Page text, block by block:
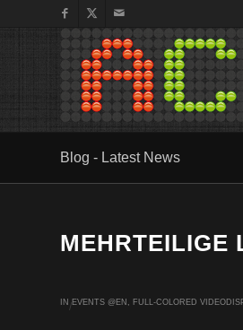
Blog - Latest News
MEHRTEILIGE
/
INEVENTS @EN , FULL-COLORED